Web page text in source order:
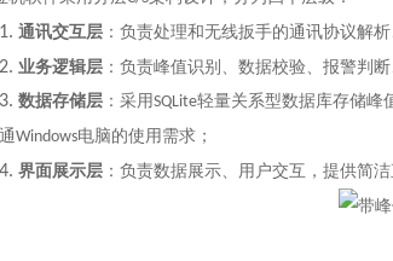
1. 通讯交互层：负责处理和无线扳手的通讯协议解
2. 业务逻辑层：负责峰值识别、数据校验、报警判
3. 数据存储层：采用SQLite轻量关系型数据库存储峰
通Windows电脑的使用需求；
4. 界面展示层：负责数据展示、用户交互，提供简